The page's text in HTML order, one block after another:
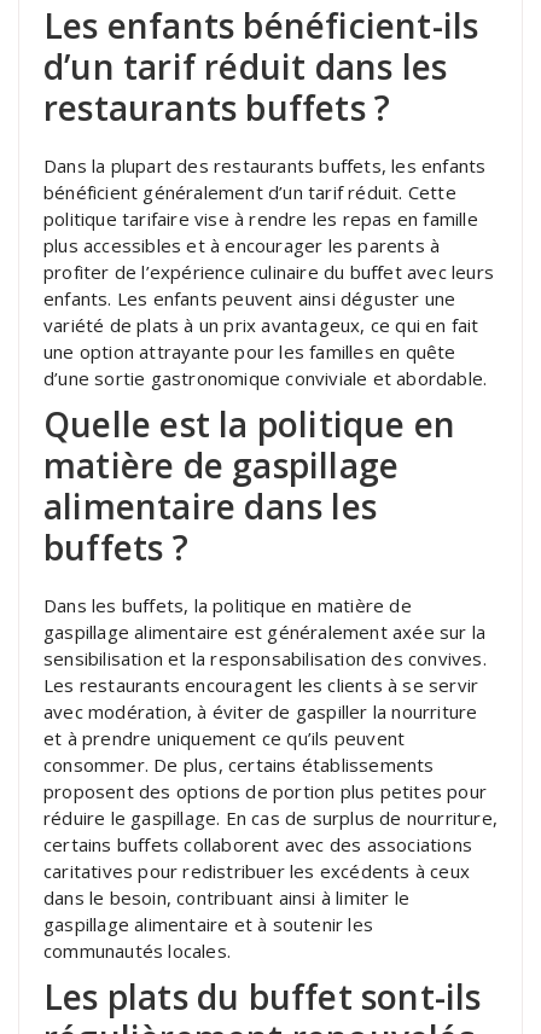
Les enfants bénéficient-ils
d’un tarif réduit dans les
restaurants buffets ?
Dans la plupart des restaurants buffets, les enfants
bénéficient généralement d’un tarif réduit. Cette
politique tarifaire vise à rendre les repas en famille
plus accessibles et à encourager les parents à
profiter de l’expérience culinaire du buffet avec leurs
enfants. Les enfants peuvent ainsi déguster une
variété de plats à un prix avantageux, ce qui en fait
une option attrayante pour les familles en quête
d’une sortie gastronomique conviviale et abordable.
Quelle est la politique en
matière de gaspillage
alimentaire dans les
buffets ?
Dans les buffets, la politique en matière de
gaspillage alimentaire est généralement axée sur la
sensibilisation et la responsabilisation des convives.
Les restaurants encouragent les clients à se servir
avec modération, à éviter de gaspiller la nourriture
et à prendre uniquement ce qu’ils peuvent
consommer. De plus, certains établissements
proposent des options de portion plus petites pour
réduire le gaspillage. En cas de surplus de nourriture,
certains buffets collaborent avec des associations
caritatives pour redistribuer les excédents à ceux
dans le besoin, contribuant ainsi à limiter le
gaspillage alimentaire et à soutenir les
communautés locales.
Les plats du buffet sont-ils